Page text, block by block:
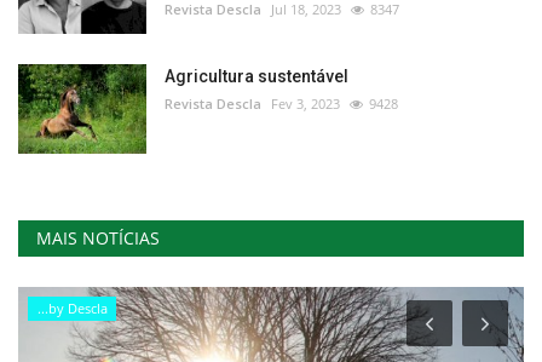
Revista Descla Jul 18, 2023 8347
Agricultura sustentável
Revista Descla Fev 3, 2023 9428
MAIS NOTÍCIAS
...by Descla